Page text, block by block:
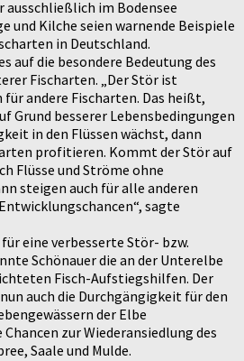
ausschließlich im Bodensee
und Kilche seien warnende Beispiele
in Deutschland.
auf die besondere Bedeutung des
Fischarten. „Der Stör ist
andere Fischarten. Das heißt,
Grund besserer Lebensbedingungen
in den Flüssen wächst, dann
profitieren. Kommt der Stör auf
Flüsse und Ströme ohne
steigen auch für alle anderen
sagte
eine verbesserte Stör- bzw.
Schönauer die an der Unterelbe
Fisch-Aufstiegshilfen. Der
auch die Durchgängigkeit für den
der Elbe
zur Wiederansiedlung des
Saale und Mulde.